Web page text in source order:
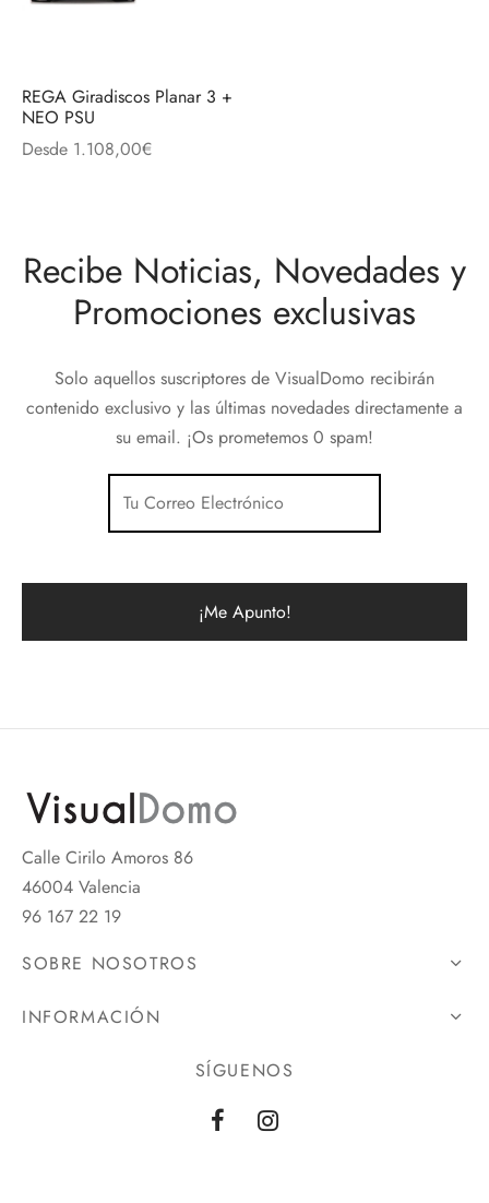
REGA Giradiscos Planar 3 +
NEO PSU
Desde 1.108,00€
Recibe Noticias, Novedades y
Promociones exclusivas
Solo aquellos suscriptores de VisualDomo recibirán
contenido exclusivo y las últimas novedades directamente a
su email. ¡Os prometemos 0 spam!
Calle Cirilo Amoros 86
46004 Valencia
96 167 22 19
SOBRE NOSOTROS
INFORMACIÓN
SÍGUENOS